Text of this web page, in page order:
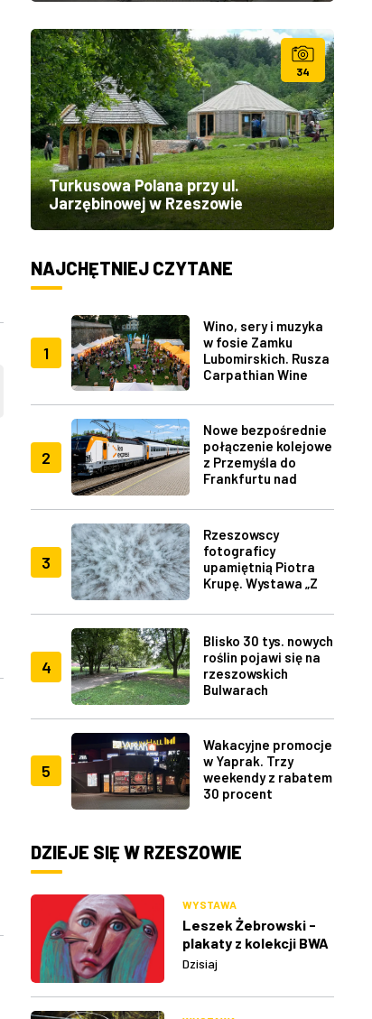
34
Turkusowa Polana przy ul.
Jarzębinowej w Rzeszowie
NAJCHĘTNIEJ CZYTANE
1
Wino, sery i muzyka
w fosie Zamku
Lubomirskich. Rusza
Carpathian Wine
2
Nowe bezpośrednie
połączenie kolejowe
z Przemyśla do
Frankfurtu nad
3
Rzeszowscy
fotograficy
upamiętnią Piotra
Krupę. Wystawa „Z
4
Blisko 30 tys. nowych
roślin pojawi się na
rzeszowskich
Bulwarach
5
Wakacyjne promocje
w Yaprak. Trzy
weekendy z rabatem
30 procent
DZIEJE SIĘ W RZESZOWIE
WYSTAWA
Leszek Żebrowski -
plakaty z kolekcji BWA
w Rzeszowie
Dzisiaj